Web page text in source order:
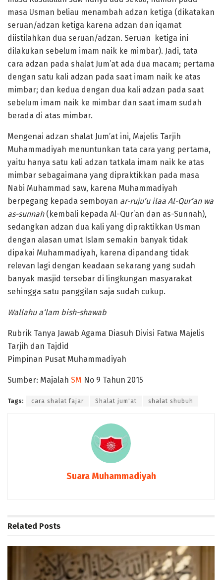
masa Usman beliau menambah adzan ketiga (dikatakan
seruan/adzan ketiga karena adzan dan iqamat
diistilahkan dua seruan/adzan. Seruan ketiga ini
dilakukan sebelum imam naik ke mimbar). Jadi, tata
cara adzan pada shalat Jum’at ada dua macam; pertama
dengan satu kali adzan pada saat imam naik ke atas
mimbar; dan kedua dengan dua kali adzan pada saat
sebelum imam naik ke mimbar dan saat imam sudah
berada di atas mimbar.
Mengenai adzan shalat Jum’at ini, Majelis Tarjih
Muhammadiyah menuntunkan tata cara yang pertama,
yaitu hanya satu kali adzan tatkala imam naik ke atas
mimbar sebagaimana yang dipraktikkan pada masa
Nabi Muhammad saw, karena Muhammadiyah
berpegang kepada semboyan ar-ruju’u ilaa Al-Qur’an wa
as-sunnah(kembali kepada Al-Qur’an dan as-Sunnah),
sedangkan adzan dua kali yang dipraktikkan Usman
dengan alasan umat Islam semakin banyak tidak
dipakai Muhammadiyah, karena dipandang tidak
relevan lagi dengan keadaan sekarang yang sudah
banyak masjid tersebar di lingkungan masyarakat
sehingga satu panggilan saja sudah cukup.
Wallahu a‘lam bish-shawab
Rubrik Tanya Jawab Agama Diasuh Divisi Fatwa Majelis
Tarjih dan Tajdid
Pimpinan Pusat Muhammadiyah
Sumber: Majalah SM No 9 Tahun 2015
Tags: cara shalat fajar Shalat jum'at shalat shubuh
Suara Muhammadiyah
Related Posts